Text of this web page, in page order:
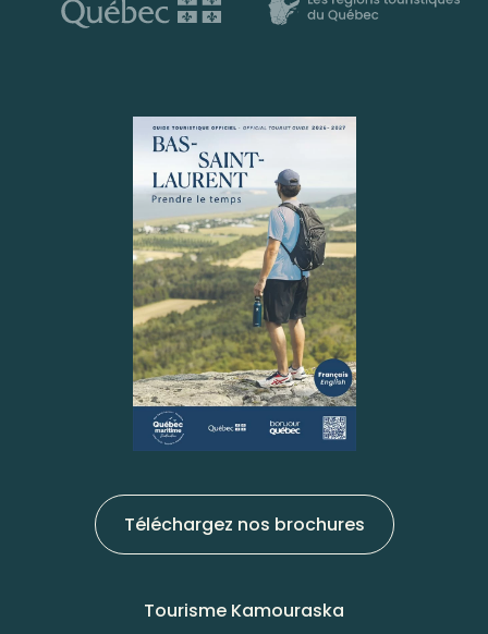
Téléchargez nos brochures
Tourisme Kamouraska